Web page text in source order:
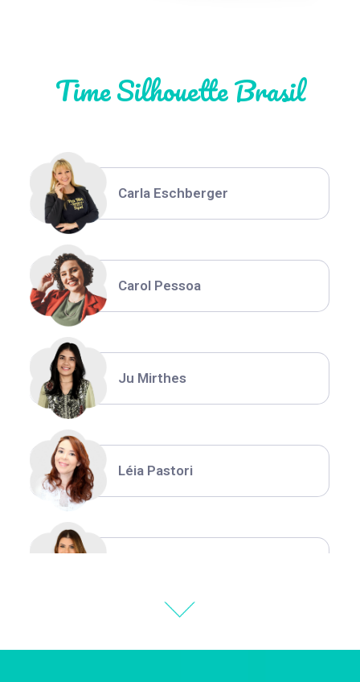
Time Silhouette Brasil
Thiara Ney
Carla Eschberger
Carol Pessoa
Ju Mirthes
Léia Pastori
Thiara Ney